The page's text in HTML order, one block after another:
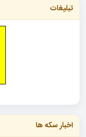
تبلیغات
اخبار سکه ها